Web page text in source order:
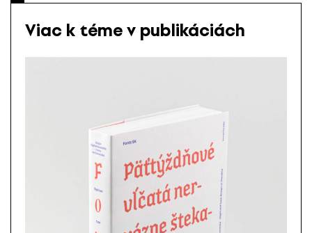
Viac k téme v publikáciách